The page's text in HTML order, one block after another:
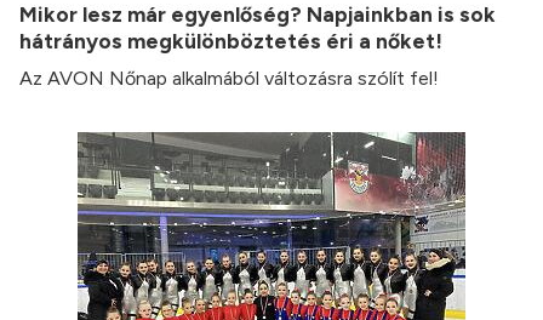
Mikor lesz már egyenlőség? Napjainkban is sok
hátrányos megkülönböztetés éri a nőket!
Az AVON Nőnap alkalmából változásra szólít fel!